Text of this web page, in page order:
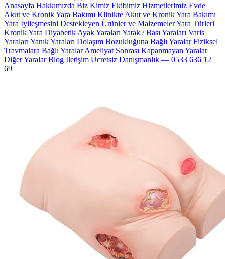
Anasayfa Hakkımızda Biz Kimiz Ekibimiz Hizmetlerimiz Evde
Akut ve Kronik Yara Bakımı Klinikte Akut ve Kronik Yara Bakımı
Yara İyileşmesini Destekleyen Ürünler ve MalzemelerYara Türleri
Kronik Yara Diyabetik Ayak Yaraları Yatak / Bası Yaraları Varis
Yaraları Yanık Yaraları Dolaşım Bozukluğuna Bağlı YaralarFiziksel
Travmalara Bağlı YaralarAmeliyat Sonrası Kapanmayan Yaralar
Diğer YaralarBlog İletişim Ücretsiz Danışmanlık — 0533 636 12
69